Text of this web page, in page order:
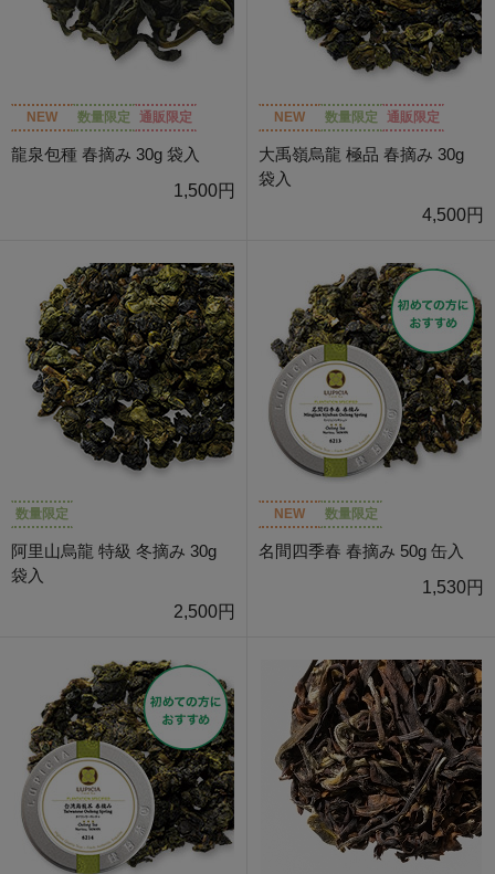
NEW 数量限定 通販限定
龍泉包種 春摘み 30g 袋入
1,500円
NEW 数量限定 通販限定
大禹嶺烏龍 極品 春摘み 30g
袋入
4,500円
数量限定
阿里山烏龍 特級 冬摘み 30g
袋入
2,500円
NEW 数量限定
名間四季春 春摘み 50g 缶入
1,530円